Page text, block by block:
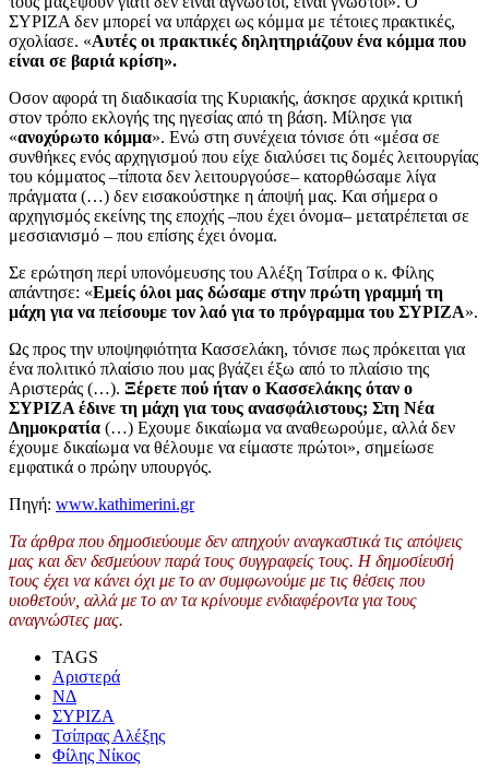
ΣΥΡΙΖΑ δεν μπορεί να υπάρχει ως κόμμα με τέτοιες πρακτικές,
σχολίασε. «Αυτές οι πρακτικές δηλητηριάζουν ένα κόμμα που
είναι σε βαριά κρίση».
Οσον αφορά τη διαδικασία της Κυριακής, άσκησε αρχικά κριτική
στον τρόπο εκλογής της ηγεσίας από τη βάση. Μίλησε για
«ανοχύρωτο κόμμα». Ενώ στη συνέχεια τόνισε ότι «μέσα σε
συνθήκες ενός αρχηγισμού που είχε διαλύσει τις δομές λειτουργίας
του κόμματος –τίποτα δεν λειτουργούσε– κατορθώσαμε λίγα
πράγματα (…) δεν εισακούστηκε η άποψή μας. Και σήμερα ο
αρχηγισμός εκείνης της εποχής –που έχει όνομα– μετατρέπεται σε
μεσσιανισμό – που επίσης έχει όνομα.
Σε ερώτηση περί υπονόμευσης του Αλέξη Τσίπρα ο κ. Φίλης
απάντησε: «Εμείς όλοι μας δώσαμε στην πρώτη γραμμή τη
μάχη για να πείσουμε τον λαό για το πρόγραμμα του ΣΥΡΙΖΑ».
Ως προς την υποψηφιότητα Κασσελάκη, τόνισε πως πρόκειται για
ένα πολιτικό πλαίσιο που μας βγάζει έξω από το πλαίσιο της
Αριστεράς (…). Ξέρετε πού ήταν ο Κασσελάκης όταν ο
ΣΥΡΙΖΑ έδινε τη μάχη για τους ανασφάλιστους; Στη Νέα
Δημοκρατία (…) Εχουμε δικαίωμα να αναθεωρούμε, αλλά δεν
έχουμε δικαίωμα να θέλουμε να είμαστε πρώτοι», σημείωσε
εμφατικά ο πρώην υπουργός.
Πηγή: www.kathimerini.gr
Τα άρθρα που δημοσιεύουμε δεν απηχούν αναγκαστικά τις απόψεις
μας και δεν δεσμεύουν παρά τους συγγραφείς τους. Η δημοσίευσή
τους έχει να κάνει όχι με το αν συμφωνούμε με τις θέσεις που
υιοθετούν, αλλά με το αν τα κρίνουμε ενδιαφέροντα για τους
αναγνώστες μας.
TAGS
Αριστερά
ΝΔ
ΣΥΡΙΖΑ
Τσίπρας Αλέξης
Φίλης Νίκος